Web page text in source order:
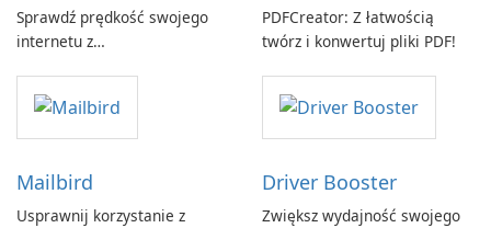
Sprawdź prędkość swojego
internetu z
GmbH!
PDFCreator: Z łatwością
twórz i konwertuj pliki PDF!
Mailbird
Usprawnij korzystanie z
Driver Booster
Zwiększ wydajność swojego